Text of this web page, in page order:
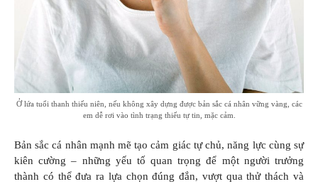
Ở lứa tuổi thanh thiếu niên, nếu không xây dựng được bản sắc cá nhân vững vàng, các
em dễ rơi vào tình trạng thiếu tự tin, mặc cảm.
Bản sắc cá nhân mạnh mẽ tạo cảm giác tự chủ, năng lực cùng sự
kiên cường – những yếu tố quan trọng để một người trưởng
thành có thể đưa ra lựa chọn đúng đắn, vượt qua thử thách và